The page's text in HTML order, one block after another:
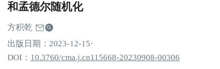
和孟德尔随机化
方积乾
出版日期： 2023-12-15·
DOI： 10.3760/cma.j.cn115668-20230908-00306